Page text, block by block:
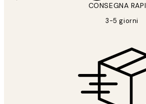
CONSEGNA
3-5 giorni